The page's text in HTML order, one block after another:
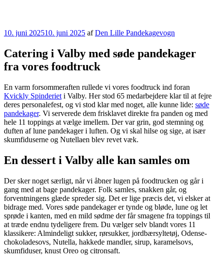
Udgivet
10. juni 202510. juni 2025 afDen Lille Pandekagevogn
Catering i Valby med søde pandekager
fra vores foodtruck
En varm forsommeraften rullede vi vores foodtruck ind foran
Kvickly Spinderiet i Valby. Her stod 65 medarbejdere klar til at fejre
deres personalefest, og vi stod klar med noget, alle kunne lide: søde
pandekager. Vi serverede dem frisklavet direkte fra panden og med
hele 11 toppings at vælge imellem. Der var grin, god stemning og
duften af lune pandekager i luften. Og vi skal hilse og sige, at især
skumfiduserne og Nutellaen blev revet væk.
En dessert i Valby alle kan samles om
Der sker noget særligt, når vi åbner lugen på foodtrucken og går i
gang med at bage pandekager. Folk samles, snakken går, og
forventningens glæde spreder sig. Det er lige præcis det, vi elsker at
bidrage med. Vores søde pandekager er tynde og bløde, lune og let
sprøde i kanten, med en mild sødme der får smagene fra toppings til
at træde endnu tydeligere frem. Du vælger selv blandt vores 11
klassikere: Almindeligt sukker, rørsukker, jordbærsyltetøj, Odense-
chokoladesovs, Nutella, hakkede mandler, sirup, karamelsovs,
skumfiduser, knust Oreo og citronsaft.